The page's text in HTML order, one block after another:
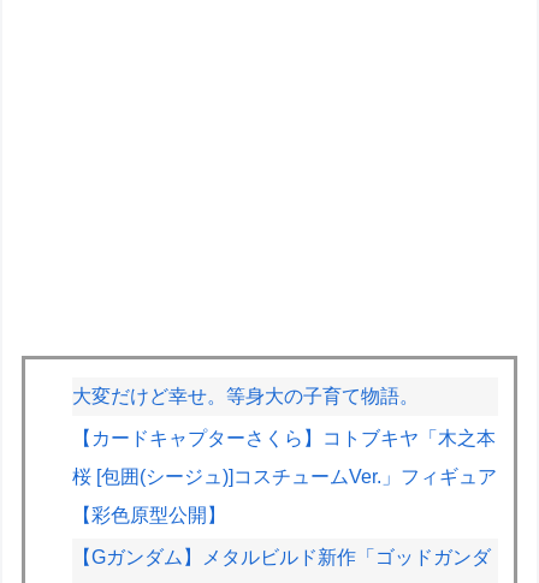
大変だけど幸せ。等身大の子育て物語。
【カードキャプターさくら】コトブキヤ「木之本
桜 [包囲(シージュ)]コスチュームVer.」フィギュア
【彩色原型公開】
【Gガンダム】メタルビルド新作「ゴッドガンダ